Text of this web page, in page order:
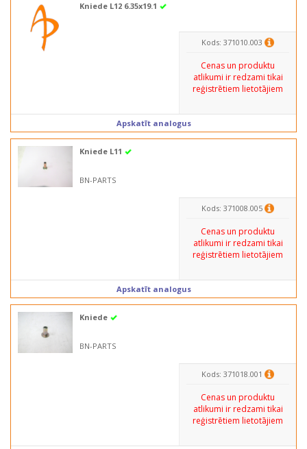
Kniede L12 6.35x19.1
Kods: 371010.003
Cenas un produktu
atlikumi ir redzami tikai
reģistrētiem lietotājiem
Apskatīt analogus
Kniede L11
BN-PARTS
Kods: 371008.005
Cenas un produktu
atlikumi ir redzami tikai
reģistrētiem lietotājiem
Apskatīt analogus
Kniede
BN-PARTS
Kods: 371018.001
Cenas un produktu
atlikumi ir redzami tikai
reģistrētiem lietotājiem